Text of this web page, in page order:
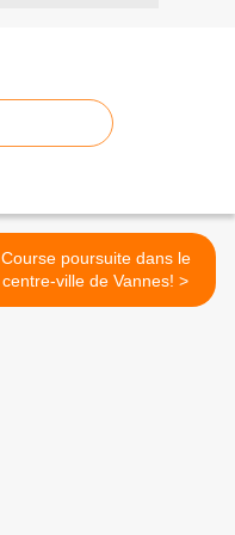
Course poursuite dans le
centre-ville de Vannes! >